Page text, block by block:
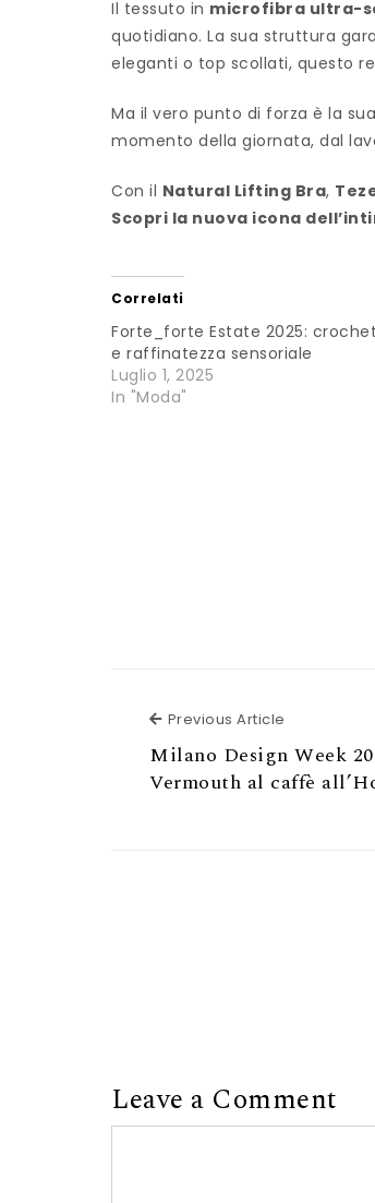
Il tessuto in microfibra ultra-
quotidiano. La sua struttura
eleganti o top scollati, questo
Ma il vero punto di forza è la
momento della giornata, dal
Con il Natural Lifting Bra,
Scopri la nuova icona
Correlati
Forte_forte Estate 2025:
e raffinatezza sensoriale
Luglio 1, 2025
In "Moda"
Previous Article
Milano Design Week
Vermouth al caffè
Leave a Comment